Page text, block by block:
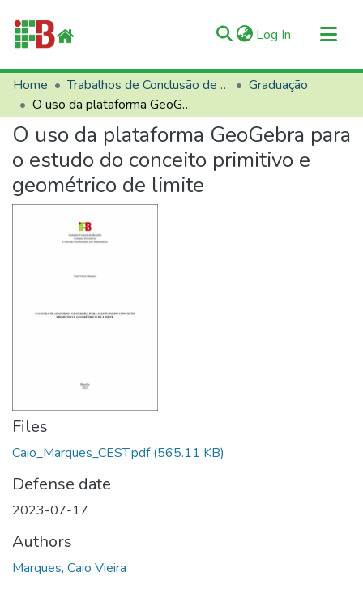
Log In (current)
Communities & Collections
All of RIIFB
Manuals and Terms
Statistics
About RIIFB
Home Trabalhos de Conclusão de Curso (TCCs)
Graduação
O uso da plataforma GeoGebra para o estudo do conceito primitivo e geométrico de limite
O uso da plataforma GeoGebra para
o estudo do conceito primitivo e
geométrico de limite
Files
Caio_Marques_CEST.pdf(565.11 KB)
Defense date
2023-07-17
Authors
Marques, Caio Vieira